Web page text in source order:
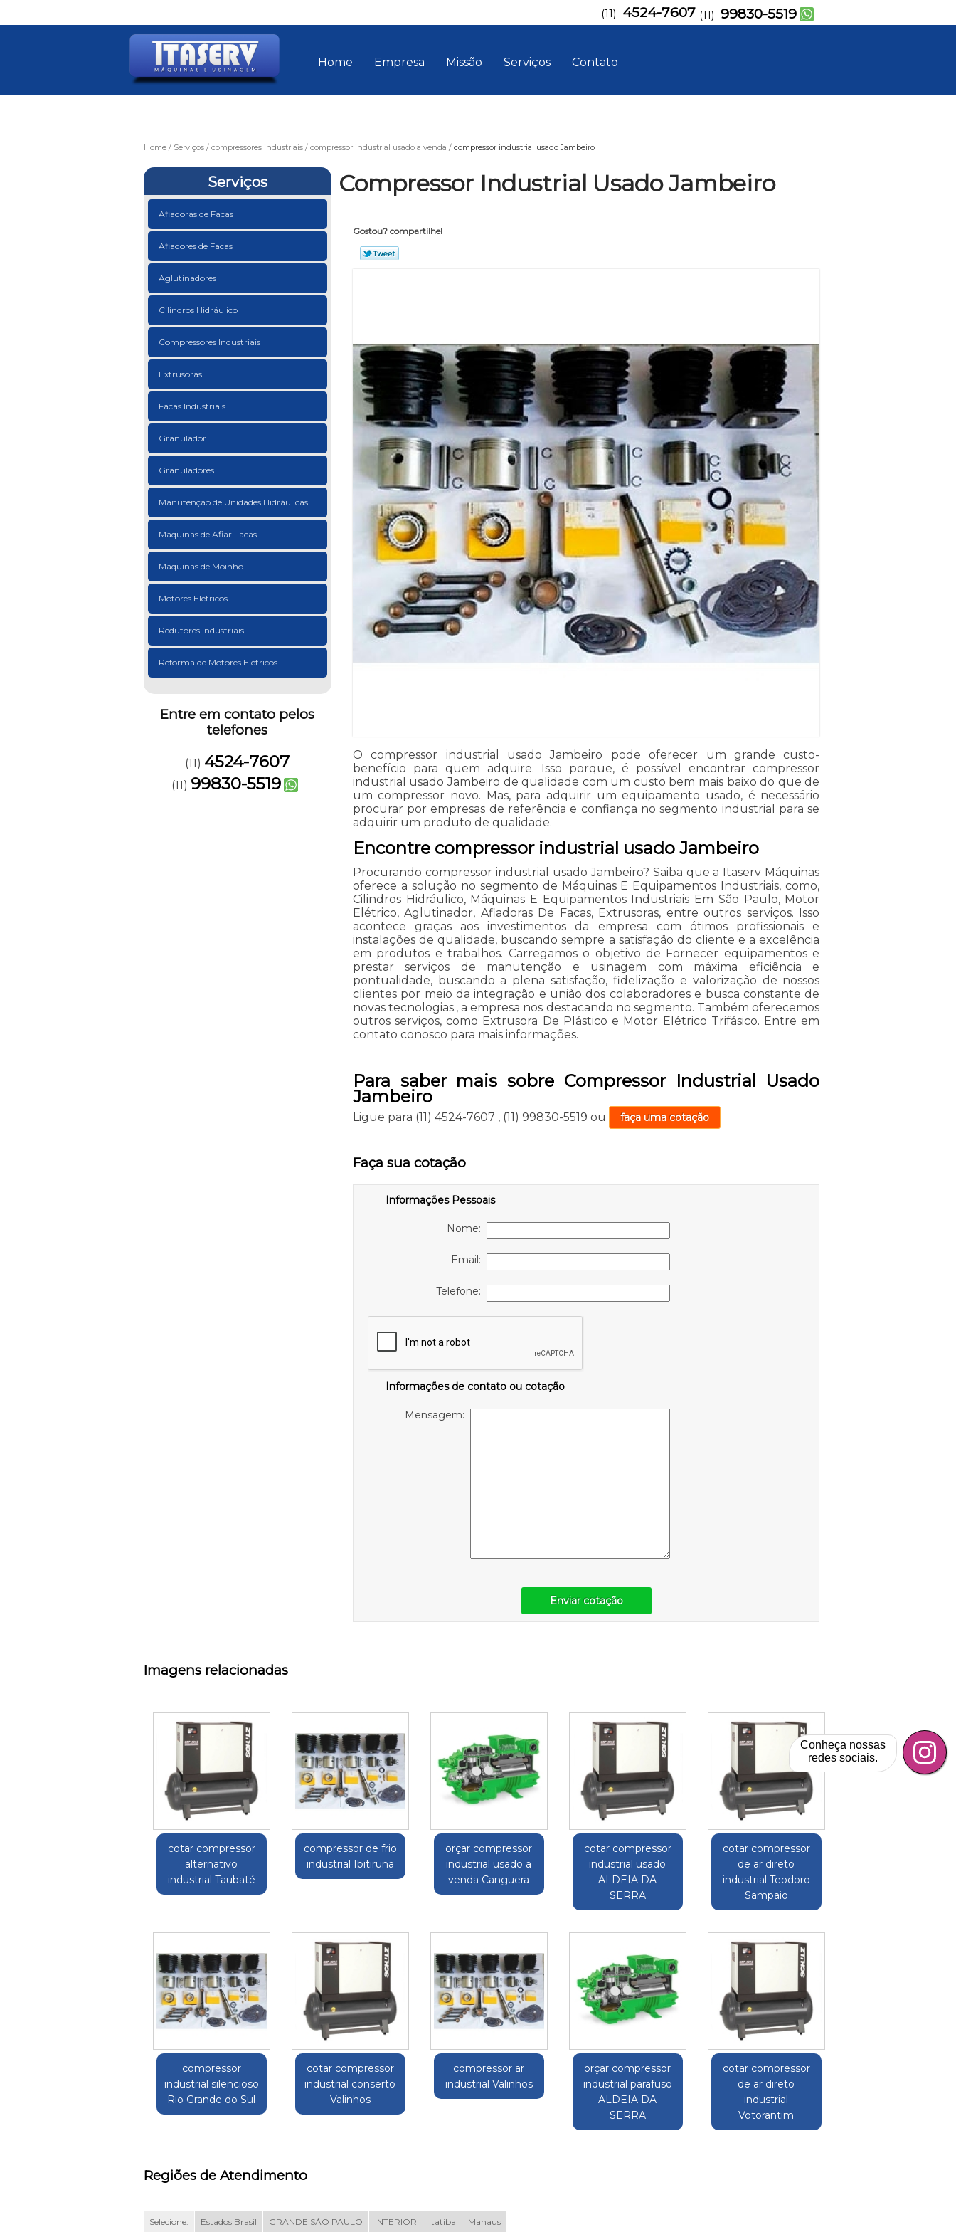
Home Empresa Missão Serviços Contato
(11) 4524-7607 (11) 99830-5519
Home Serviços compressores industriais compressor industrial usado a venda compressor industrial usado Jambeiro
Serviços
Afiadoras de Facas
Afiadores de Facas
Aglutinadores
Cilindros Hidráulico
Compressores Industriais
Extrusoras
Facas Industriais
Granulador
Granuladores
Manutenção de Unidades Hidráulicas
Máquinas de Afiar Facas
Máquinas de Moinho
Motores Elétricos
Redutores Industriais
Reforma de Motores Elétricos
Entre em contato pelos
telefones
(11) 4524-7607
(11) 99830-5519
Compressor Industrial Usado Jambeiro
Gostou? compartilhe!
O compressor industrial usado Jambeiro pode oferecer um grande custo-
benefício para quem adquire. Isso porque, é possível encontrar compressor
industrial usado Jambeiro de qualidade com um custo bem mais baixo do que de
um compressor novo. Mas, para adquirir um equipamento usado, é necessário
procurar por empresas de referência e confiança no segmento industrial para se
adquirir um produto de qualidade.
Encontre compressor industrial usado Jambeiro
Procurando compressor industrial usado Jambeiro? Saiba que a Itaserv Máquinas
oferece a solução no segmento de Máquinas E Equipamentos Industriais, como,
Cilindros Hidráulico, Máquinas E Equipamentos Industriais Em São Paulo, Motor
Elétrico, Aglutinador, Afiadoras De Facas, Extrusoras, entre outros serviços. Isso
acontece graças aos investimentos da empresa com ótimos profissionais e
instalações de qualidade, buscando sempre a satisfação do cliente e a excelência
em produtos e trabalhos. Carregamos o objetivo de Fornecer equipamentos e
prestar serviços de manutenção e usinagem com máxima eficiência e
pontualidade, buscando a plena satisfação, fidelização e valorização de nossos
clientes por meio da integração e união dos colaboradores e busca constante de
novas tecnologias., a empresa nos destacando no segmento. Também oferecemos
outros serviços, como Extrusora De Plástico e Motor Elétrico Trifásico. Entre em
contato conosco para mais informações.
Para saber mais sobre Compressor Industrial Usado
Jambeiro
Ligue para (11) 4524-7607 , (11) 99830-5519 ou faça uma cotação
Faça sua cotação
Informações Pessoais
Nome:
Email:
Telefone:
Informações de contato ou cotação
Mensagem:
Enviar cotação
Imagens relacionadas
cotar compressor
alternativo
industrial Taubaté
compressor de frio
industrial Ibitiruna
orçar compressor
industrial usado a
venda Canguera
cotar compressor
industrial usado
ALDEIA DA
SERRA
cotar compressor
de ar direto
industrial Teodoro
Sampaio
compressor
industrial silencioso
Rio Grande do Sul
cotar compressor
industrial conserto
Valinhos
compressor ar
industrial Valinhos
orçar compressor
industrial parafuso
ALDEIA DA
SERRA
cotar compressor
de ar direto
industrial
Votorantim
Regiões de Atendimento
Selecione: Estados Brasil GRANDE SÃO PAULO INTERIOR Itatiba Manaus
Conheça nossas
redes sociais.